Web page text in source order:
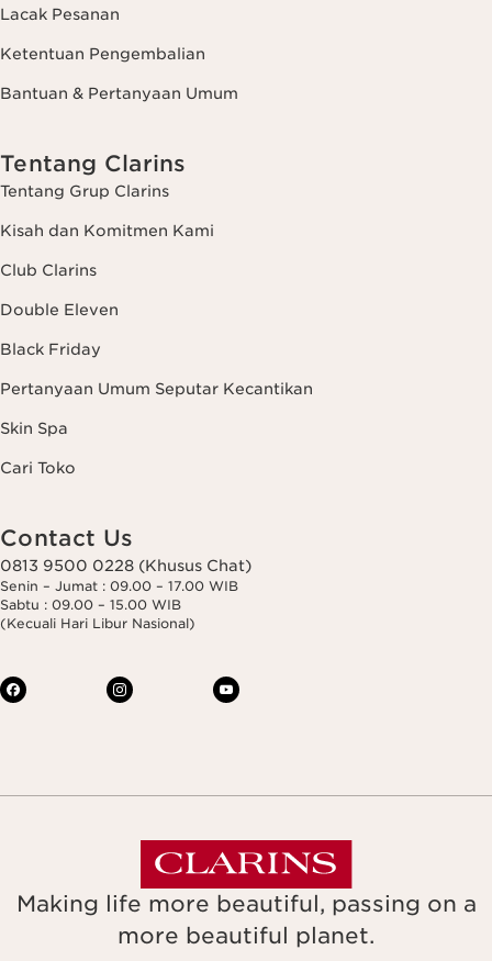
Lacak Pesanan
Ketentuan Pengembalian
Bantuan & Pertanyaan Umum
Tentang Clarins
Tentang Grup Clarins
Kisah dan Komitmen Kami
Club Clarins
Double Eleven
Black Friday
Pertanyaan Umum Seputar Kecantikan
Skin Spa
Cari Toko
Contact Us
0813 9500 0228 (Khusus Chat)
Senin – Jumat : 09.00 – 17.00 WIB
Sabtu : 09.00 – 15.00 WIB
(Kecuali Hari Libur Nasional)
Making life more beautiful, passing on a
more beautiful planet.